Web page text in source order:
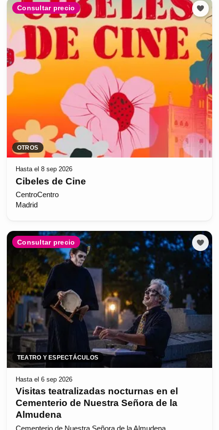
Consultar precio
OTROS
Hasta el 8 sep 2026
Cibeles de Cine
CentroCentro
Madrid
Consultar precio
TEATRO Y ESPECTÁCULOS
Hasta el 6 sep 2026
Visitas teatralizadas nocturnas en el
Cementerio de Nuestra Señora de la
Almudena
Cementerio de Nuestra Señora de la Almudena